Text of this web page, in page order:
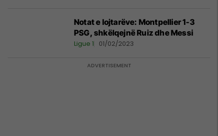
Notat e lojtarëve: Montpellier 1-3
PSG, shkëlqejnë Ruiz dhe Messi
Ligue 1 01/02/2023